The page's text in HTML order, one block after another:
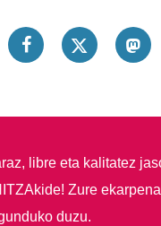
libre eta kalitatez
Zure
duzu.